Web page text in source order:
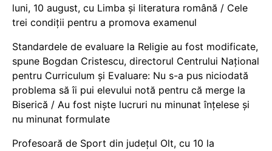
luni, 10 august, cu Limba și literatura română / Cele
trei condiții pentru a promova examenul
Standardele de evaluare la Religie au fost modificate,
spune Bogdan Cristescu, directorul Centrului Național
pentru Curriculum și Evaluare: Nu s-a pus niciodată
problema să îi pui elevului notă pentru că merge la
Biserică / Au fost niște lucruri nu minunat înțelese și
nu minunat formulate
Profesoară de Sport din județul Olt, cu 10 la